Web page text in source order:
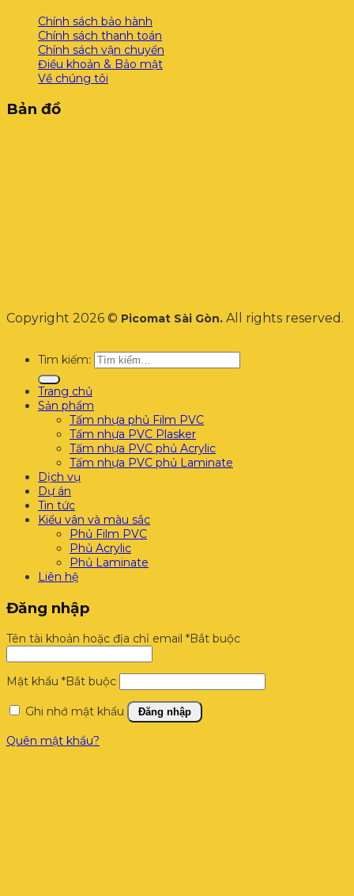
Chính sách bảo hành
Chính sách thanh toán
Chính sách vận chuyển
Điều khoản & Bảo mật
Về chúng tôi
Bản đồ
Copyright 2026 © Picomat Sài Gòn. All rights reserved.
Tìm kiếm:
Trang chủ
Sản phẩm
Tấm nhựa phủ Film PVC
Tấm nhựa PVC Plasker
Tấm nhựa PVC phủ Acrylic
Tấm nhựa PVC phủ Laminate
Dịch vụ
Dự án
Tin tức
Kiểu vân và màu sắc
Phủ Film PVC
Phủ Acrylic
Phủ Laminate
Liên hệ
Đăng nhập
Tên tài khoản hoặc địa chỉ email *Bắt buộc
Mật khẩu *Bắt buộc
Ghi nhớ mật khẩu Đăng nhập
Quên mật khẩu?